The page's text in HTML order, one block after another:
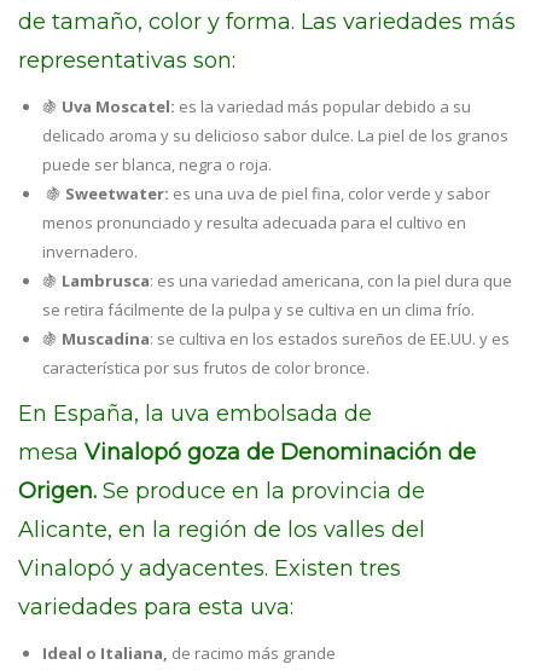
de tamaño, color y forma. Las variedades más
representativas son:
🍇 Uva Moscatel: es la variedad más popular debido a su
delicado aroma y su delicioso sabor dulce. La piel de los granos
puede ser blanca, negra o roja.
🍇 Sweetwater: es una uva de piel fina, color verde y sabor
menos pronunciado y resulta adecuada para el cultivo en
invernadero.
🍇 Lambrusca: es una variedad americana, con la piel dura que
se retira fácilmente de la pulpa y se cultiva en un clima frío.
🍇 Muscadina: se cultiva en los estados sureños de EE.UU. y es
característica por sus frutos de color bronce.
En España, la uva embolsada de
mesa Vinalopó goza de Denominación de
Origen. Se produce en la provincia de
Alicante, en la región de los valles del
Vinalopó y adyacentes. Existen tres
variedades para esta uva:
Ideal o Italiana, de racimo más grande